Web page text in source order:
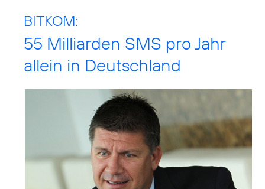
BITKOM:
55 Milliarden SMS pro Jahr
allein in Deutschland